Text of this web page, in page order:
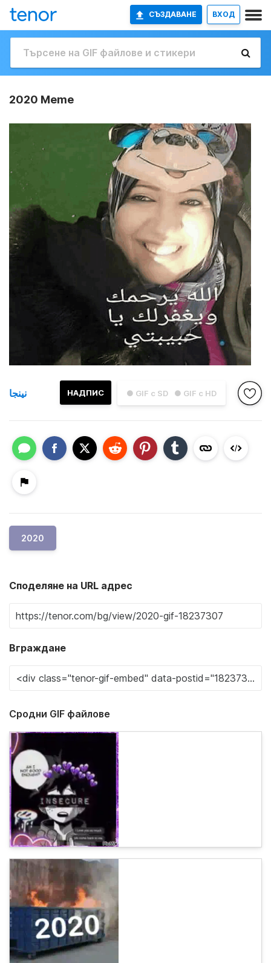
СЪЗДАВАНЕ ВХОД
2020 Meme
● GIF с SD ● GIF с HD
НАДПИС نينجا
2020
Споделяне на URL адрес
Вграждане
Сродни GIF файлове